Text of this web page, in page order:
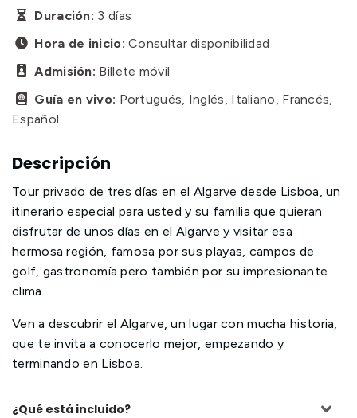
 Duración: 3 días
 Hora de inicio:Consultar disponibilidad
 Admisión: Billete móvil
 Guía en vivo: Portugués, Inglés, Italiano, Francés,
Español
Descripción
Tour privado de tres días en el Algarve desde Lisboa, un
itinerario especial para usted y su familia que quieran
disfrutar de unos días en el Algarve y visitar esa
hermosa región, famosa por sus playas, campos de
golf, gastronomía pero también por su impresionante
clima.
Ven a descubrir el Algarve, un lugar con mucha historia,
que te invita a conocerlo mejor, empezando y
terminando en Lisboa.
¿Qué está incluido?